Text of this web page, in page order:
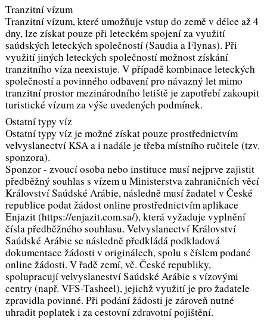
Tranzitní vízum
Tranzitní vízum, které umožňuje vstup do země v délce až 4
dny, lze získat pouze při leteckém spojení za využití
saúdských leteckých společností (Saudia a Flynas). Při
využití jiných leteckých společností možnost získání
tranzitního víza neexistuje. V případě kombinace leteckých
společností a povinného odbavení pro návazný let mimo
tranzitní prostor mezinárodního letiště je zapotřebí zakoupit
turistické vízum za výše uvedených podmínek.
Ostatní typy víz
Ostatní typy víz je možné získat pouze prostřednictvím
velvyslanectví KSA a i nadále je třeba místního ručitele (tzv.
sponzora).
Sponzor - zvoucí osoba nebo instituce musí nejprve zajistit
předběžný souhlas s vízem u Ministerstva zahraničních věcí
Království Saúdské Arábie, následně musí žadatel v České
republice podat žádost online prostřednictvím aplikace
Enjazit (https://enjazit.com.sa/), která vyžaduje vyplnění
čísla předběžného souhlasu. Velvyslanectví Království
Saúdské Arábie se následně předkládá podkladová
dokumentace žádosti v originálech, spolu s číslem podané
online žádosti. V řadě zemí, vč. České republiky,
spolupracují velvyslaneství Saúdské Arábie s vízovými
centry (např. VFS-Tasheel), jejichž využití je pro žadatele
zpravidla povinné. Při podání žádosti je zároveň nutné
uhradit poplatek i za cestovní zdravotní pojištění.